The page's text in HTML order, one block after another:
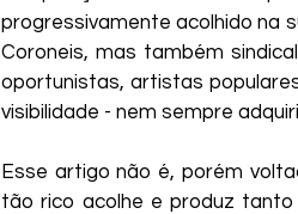
progressivamente acolhido na
Coroneis, mas também
oportunistas, artistas
visibilidade - nem sempre
Esse artigo não é, porém
tão rico acolhe e produz